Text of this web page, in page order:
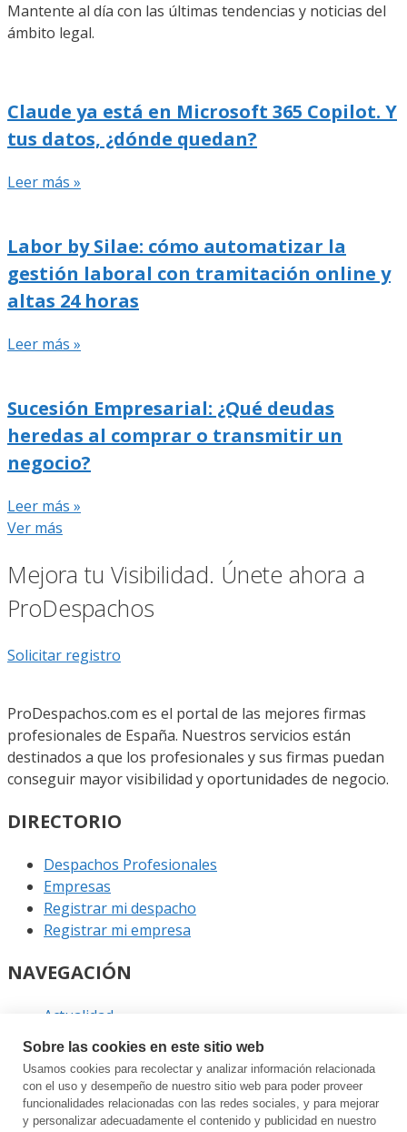
Mantente al día con las últimas tendencias y noticias del
ámbito legal.
Claude ya está en Microsoft 365 Copilot. Y
tus datos, ¿dónde quedan?
Leer más »
Labor by Silae: cómo automatizar la
gestión laboral con tramitación online y
altas 24 horas
Leer más »
Sucesión Empresarial: ¿Qué deudas
heredas al comprar o transmitir un
negocio?
Leer más »
Ver más
Mejora tu Visibilidad. Únete ahora a
ProDespachos
Solicitar registro
ProDespachos.com es el portal de las mejores firmas
profesionales de España. Nuestros servicios están
destinados a que los profesionales y sus firmas puedan
conseguir mayor visibilidad y oportunidades de negocio.
DIRECTORIO
Despachos Profesionales
Empresas
Registrar mi despacho
Registrar mi empresa
NAVEGACIÓN
Actualidad
Podcast
Entrevistas
Eventos
ENLACES
Sobre las cookies en este sitio web
Usamos cookies para recolectar y analizar información relacionada
con el uso y desempeño de nuestro sitio web para poder proveer
funcionalidades relacionadas con las redes sociales, y para mejorar
y personalizar adecuadamente el contenido y publicidad en nuestro